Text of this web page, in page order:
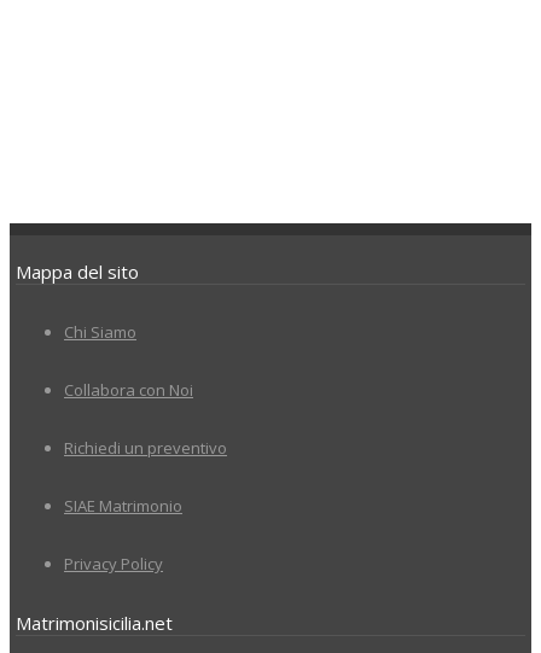
Mappa del sito
Chi Siamo
Collabora con Noi
Richiedi un preventivo
SIAE Matrimonio
Privacy Policy
Matrimonisicilia.net